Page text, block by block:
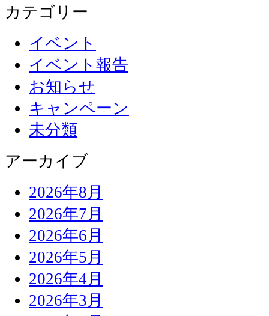
カテゴリー
イベント
イベント報告
お知らせ
キャンペーン
未分類
アーカイブ
2026年8月
2026年7月
2026年6月
2026年5月
2026年4月
2026年3月